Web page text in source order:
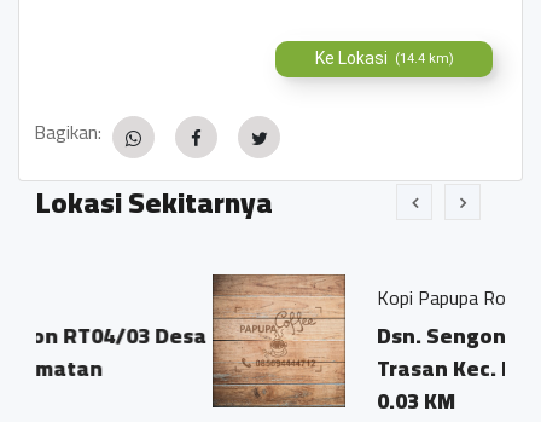
Ke Lokasi (14.4 km)
Bagikan:
Lokasi Sekitarnya
Desa
Kopi Papupa Robusta
Dsn. Sengon RT4/3 Ds.
Trasan Kec. Bandongan
0.03 KM